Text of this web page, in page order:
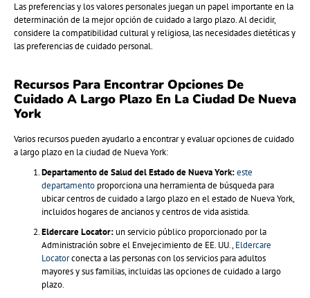
Las preferencias y los valores personales juegan un papel importante en la
determinación de la mejor opción de cuidado a largo plazo. Al decidir,
considere la compatibilidad cultural y religiosa, las necesidades dietéticas y
las preferencias de cuidado personal.
Recursos Para Encontrar Opciones De
Cuidado A Largo Plazo En La Ciudad De Nueva
York
Varios recursos pueden ayudarlo a encontrar y evaluar opciones de cuidado
a largo plazo en la ciudad de Nueva York:
Departamento de Salud del Estado de Nueva York:este
departamento proporciona una herramienta de búsqueda para
ubicar centros de cuidado a largo plazo en el estado de Nueva York,
incluidos hogares de ancianos y centros de vida asistida.
Eldercare Locator:un servicio público proporcionado por la
Administración sobre el Envejecimiento de EE. UU.,Eldercare
Locatorconecta a las personas con los servicios para adultos
mayores y sus familias, incluidas las opciones de cuidado a largo
plazo.